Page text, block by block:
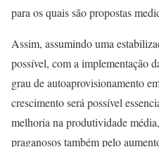
para os quais são propostas
Assim, assumindo uma
possível, com a implementação
grau de autoaprovisionamento
crescimento será possível
melhoria na produtividade
praganosos também pelo